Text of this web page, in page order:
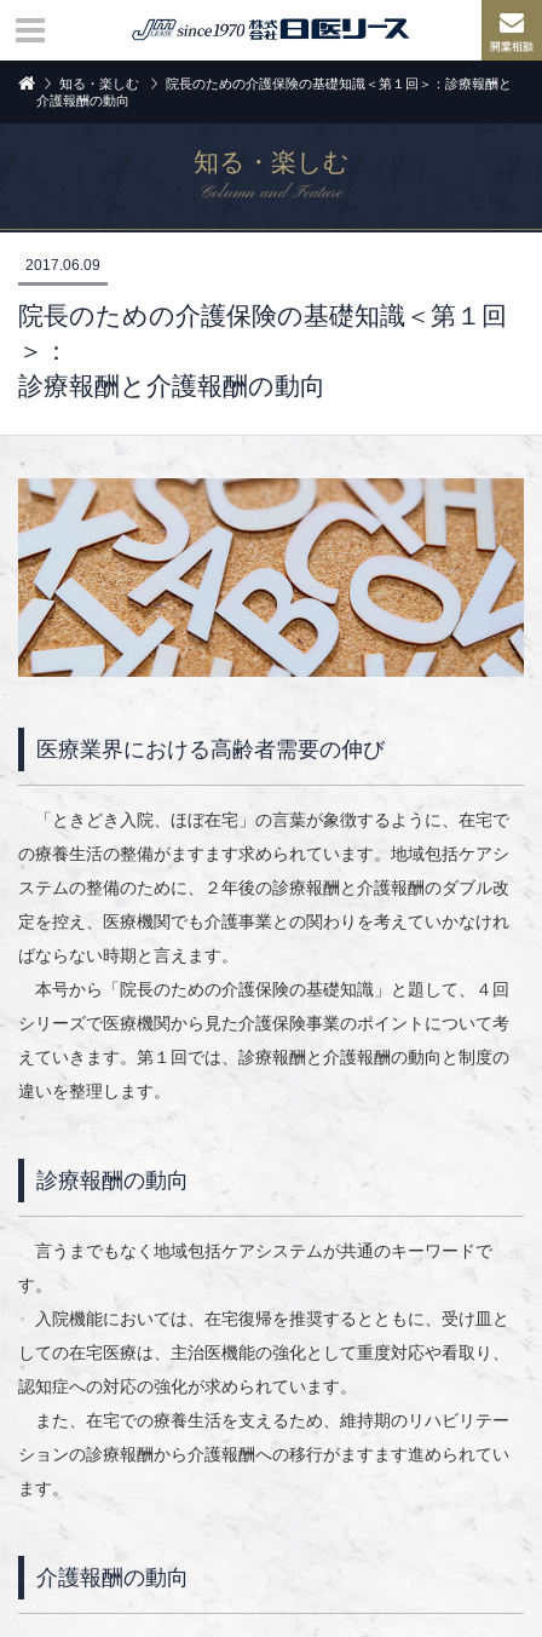
知る・楽しむ
院長のための介護保険の基礎知識＜第１回＞：診療報酬と
介護報酬の動向
知る・楽しむ
Column and Feature
2017.06.09
院長のための介護保険の基礎知識＜第１回
＞：
診療報酬と介護報酬の動向
医療業界における高齢者需要の伸び
「ときどき入院、ほぼ在宅」の言葉が象徴するように、在宅で
の療養生活の整備がますます求められています。地域包括ケアシ
ステムの整備のために、２年後の診療報酬と介護報酬のダブル改
定を控え、医療機関でも介護事業との関わりを考えていかなけれ
ばならない時期と言えます。
本号から「院長のための介護保険の基礎知識」と題して、４回
シリーズで医療機関から見た介護保険事業のポイントについて考
えていきます。第１回では、診療報酬と介護報酬の動向と制度の
違いを整理します。
診療報酬の動向
言うまでもなく地域包括ケアシステムが共通のキーワードで
す。
入院機能においては、在宅復帰を推奨するとともに、受け皿と
しての在宅医療は、主治医機能の強化として重度対応や看取り、
認知症への対応の強化が求められています。
また、在宅での療養生活を支えるため、維持期のリハビリテー
ションの診療報酬から介護報酬への移行がますます進められてい
ます。
介護報酬の動向